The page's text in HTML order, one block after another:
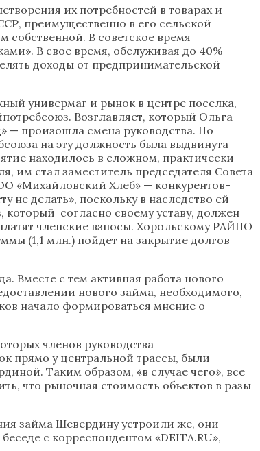
их потребностей в товарах и
преимущественно в его сельской
собственной. В советское время
В свое время, обслуживая до 40%
доходы от предпринимательской
универмаг и рынок в центре поселка,
Возглавляет, который Ольга
— произошла смена руководства. По
на эту должность была выдвинута
находилось в сложном, практически
им стал заместитель председателя Совета
«Михайловский Хлеб» — конкурентов-
делать», поскольку в наследство ей
согласно своему уставу, должен
членские взносы. Хорольскому РАЙПО
(1,1 млн.) пойдет на закрытие долгов
Вместе с тем активная работа нового
нового займа, необходимого,
начало формироваться мнение о
членов руководства
прямо у центральной трассы, были
Таким образом, «в случае чего», все
что рыночная стоимость объектов в разы
займа Шевердину устроили же, они
с корреспондентом «DEITA.RU»,